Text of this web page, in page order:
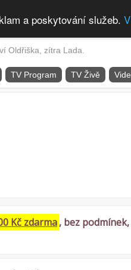
a poskytování služeb.
Oldřiška, zítra Lada.
TV Program TV Živě
Kč zdarma, bez